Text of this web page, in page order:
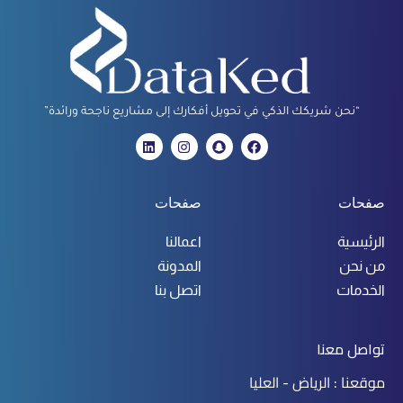
“نحن شريكك الذكي في تحويل أفكارك إلى مشاريع ناجحة ورائدة”
صفحات
الرئيسية
من نحن
الخدمات
صفحات
اعمالنا
المدونة
اتصل بنا
تواصل معنا
موقعنا : الرياض - العليا